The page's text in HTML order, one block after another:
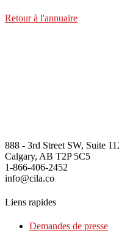
Retour à l'annuaire
888 - 3rd Street SW, Suite
Calgary, AB T2P 5C5
1-866-406-2452
info@cila.co
Liens rapides
Demandes de presse